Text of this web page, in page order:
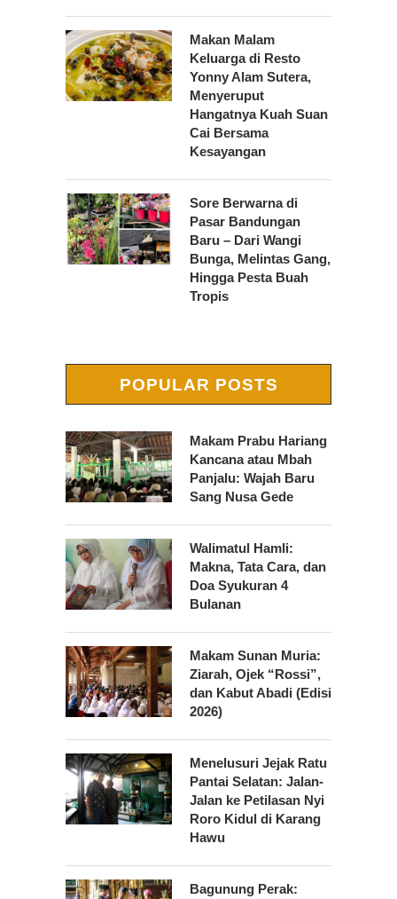
Makan Malam
Keluarga di Resto
Yonny Alam Sutera,
Menyeruput
Hangatnya Kuah Suan
Cai Bersama
Kesayangan
Sore Berwarna di
Pasar Bandungan
Baru – Dari Wangi
Bunga, Melintas Gang,
Hingga Pesta Buah
Tropis
POPULAR POSTS
Makam Prabu Hariang
Kancana atau Mbah
Panjalu: Wajah Baru
Sang Nusa Gede
Walimatul Hamli:
Makna, Tata Cara, dan
Doa Syukuran 4
Bulanan
Makam Sunan Muria:
Ziarah, Ojek “Rossi”,
dan Kabut Abadi (Edisi
2026)
Menelusuri Jejak Ratu
Pantai Selatan: Jalan-
Jalan ke Petilasan Nyi
Roro Kidul di Karang
Hawu
Bagunung Perak: